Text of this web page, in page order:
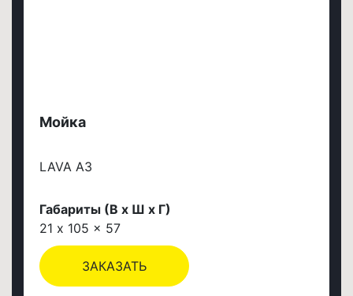
Мойка
LAVA A3
Габариты (В х Ш х Г)
21 x 105 x 57
ЗАКАЗАТЬ